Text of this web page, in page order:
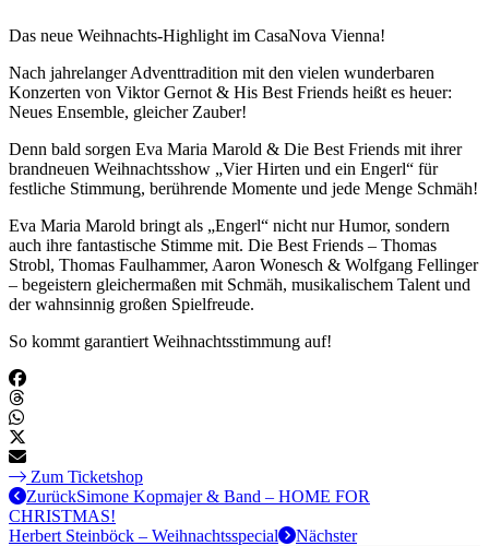
Das neue Weihnachts-Highlight im CasaNova Vienna!
Nach jahrelanger Adventtradition mit den vielen wunderbaren
Konzerten von Viktor Gernot & His Best Friends heißt es heuer:
Neues Ensemble, gleicher Zauber!
Denn bald sorgen Eva Maria Marold & Die Best Friends mit ihrer
brandneuen Weihnachtsshow „Vier Hirten und ein Engerl“ für
festliche Stimmung, berührende Momente und jede Menge Schmäh!
Eva Maria Marold bringt als „Engerl“ nicht nur Humor, sondern
auch ihre fantastische Stimme mit. Die Best Friends – Thomas
Strobl, Thomas Faulhammer, Aaron Wonesch & Wolfgang Fellinger
– begeistern gleichermaßen mit Schmäh, musikalischem Talent und
der wahnsinnig großen Spielfreude.
So kommt garantiert Weihnachtsstimmung auf!
Zum Ticketshop
ZurückSimone Kopmajer & Band – HOME FOR
CHRISTMAS!
Herbert Steinböck – Weihnachtsspecial
Nächster